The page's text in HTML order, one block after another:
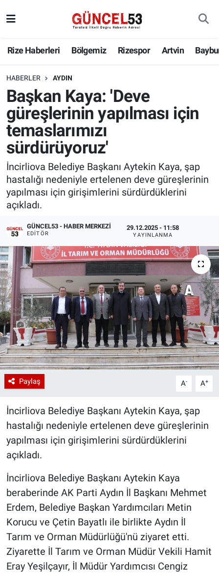
Rize Haberleri Bölgemiz Rizespor Artvin
HABERLER AYDIN
Başkan Kaya: 'Deve
güreşlerinin yapılması için
temaslarımızı
sürdürüyoruz'
İncirliova Belediye Başkanı Aytekin Kaya, şap
hastalığı nedeniyle ertelenen deve güreşlerinin
yapılması için girişimlerini sürdürdüklerini
açıkladı.
GÜNCEL53 - HABER MERKEZI
EDITÖR
29.12.2025 - 11:58
YAYINLANMA
Paylaş A- A+
İncirliova Belediye Başkanı Aytekin Kaya, şap
hastalığı nedeniyle ertelenen deve güreşlerinin
yapılması için girişimlerini sürdürdüklerini
açıkladı.
İncirliova Belediye Başkanı Aytekin Kaya
beraberinde AK Parti Aydın İl Başkanı Mehmet
Erdem, Belediye Başkan Yardımcıları Metin
Korucu ve Çetin Bayatlı ile birlikte Aydın İl
Tarım ve Orman Müdürlüğü'nü ziyaret etti.
Ziyarette İl Tarım ve Orman Müdür Vekili Hamit
Eray Yeşilçayır, İl Müdür Yardımcısı Cengiz